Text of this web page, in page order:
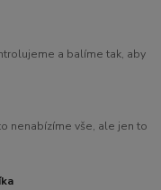
a balíme tak, aby
nenabízíme vše, ale jen to